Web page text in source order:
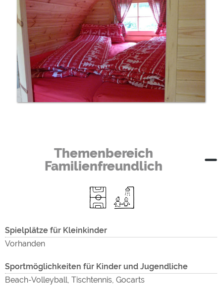
Themenbereich
Familienfreundlich
Spielplätze für Kleinkinder
Vorhanden
Sportmöglichkeiten für Kinder und Jugendliche
Beach-Volleyball, Tischtennis, Gocarts